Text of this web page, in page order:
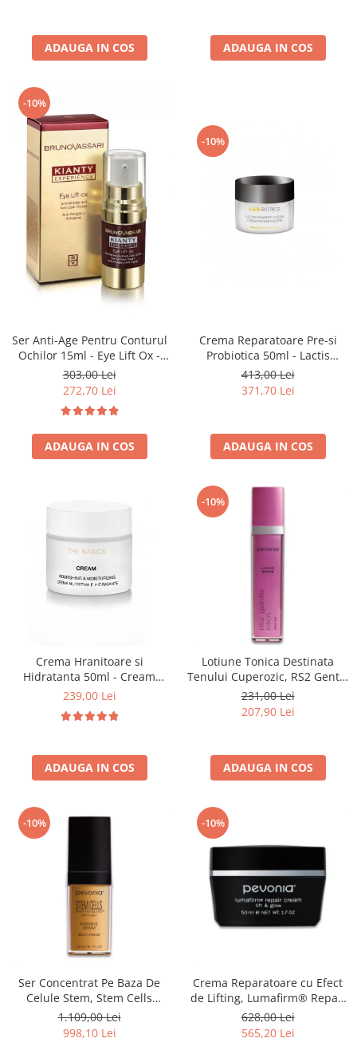
ADAUGA IN COS ADAUGA IN COS
-10%
Ser Anti-Age Pentru Conturul
Ochilor 15ml - Eye Lift Ox -
Bruno Vassari
303,00 Lei
272,70 Lei
ADAUGA IN COS
-10%
Crema Reparatoare Pre-si
Probiotica 50ml - Lactis
Advanced Cream - Bruno
Vassari
413,00 Lei
371,70 Lei
ADAUGA IN COS
Crema Hranitoare si
Hidratanta 50ml - Cream
Nourishing & Moisturizing-
239,00 Lei
ADAUGA IN COS
-10%
Lotiune Tonica Destinata
Tenului Cuperozic, RS2 Gentle
Lotion - 120ml
231,00 Lei
207,90 Lei
ADAUGA IN COS
-10%
Ser Concentrat Pe Baza De
Celule Stem, Stem Cells
Intensive Serum - 30ml
1.109,00 Lei
998,10 Lei
-10%
Crema Reparatoare cu Efect
de Lifting, Lumafirm® Repair
Cream Lift & Glow - 50ml
628,00 Lei
565,20 Lei